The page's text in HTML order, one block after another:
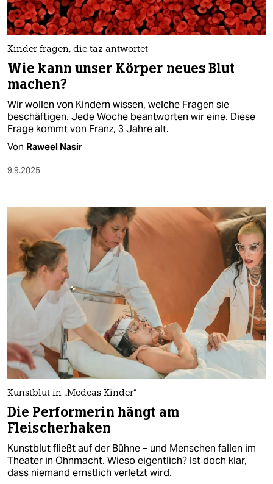
Kinder fragen, die taz antwortet
Wie kann unser Körper neues Blut
machen?
Wir wollen von Kindern wissen, welche Fragen sie
beschäftigen. Jede Woche beantworten wir eine. Diese
Frage kommt von Franz, 3 Jahre alt.
Von Raweel Nasir
9.9.2025
Kunstblut in „Medeas Kinder“
Die Performerin hängt am
Fleischerhaken
Kunstblut fließt auf der Bühne – und Menschen fallen im
Theater in Ohnmacht. Wieso eigentlich? Ist doch klar,
dass niemand ernstlich verletzt wird.